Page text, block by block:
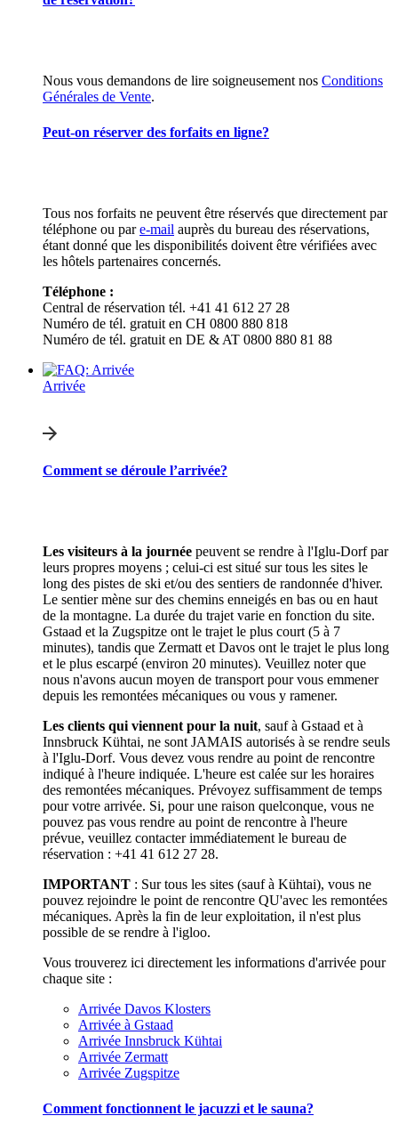
Nous vous demandons de lire soigneusement nos Conditions
Générales de Vente.
Peut-on réserver des forfaits en ligne?
Tous nos forfaits ne peuvent être réservés que directement par
téléphone ou pare-mail auprès du bureau des réservations,
étant donné que les disponibilités doivent être vérifiées avec
les hôtels partenaires concernés.
Téléphone :
Central de réservation tél. +41 41 612 27 28
Numéro de tél. gratuit en CH 0800 880 818
Numéro de tél. gratuit en DE & AT 0800 880 81 88
Arrivée
Comment se déroule l’arrivée?
Les visiteurs à la journée peuvent se rendre à l'Iglu-Dorf par
leurs propres moyens ; celui-ci est situé sur tous les sites le
long des pistes de ski et/ou des sentiers de randonnée d'hiver.
Le sentier mène sur des chemins enneigés en bas ou en haut
de la montagne. La durée du trajet varie en fonction du site.
Gstaad et la Zugspitze ont le trajet le plus court (5 à 7
minutes), tandis que Zermatt et Davos ont le trajet le plus long
et le plus escarpé (environ 20 minutes). Veuillez noter que
nous n'avons aucun moyen de transport pour vous emmener
depuis les remontées mécaniques ou vous y ramener.
Les clients qui viennent pour la nuit, sauf à Gstaad et à
Innsbruck Kühtai, ne sont JAMAIS autorisés à se rendre seuls
à l'Iglu-Dorf. Vous devez vous rendre au point de rencontre
indiqué à l'heure indiquée. L'heure est calée sur les horaires
des remontées mécaniques. Prévoyez suffisamment de temps
pour votre arrivée. Si, pour une raison quelconque, vous ne
pouvez pas vous rendre au point de rencontre à l'heure
prévue, veuillez contacter immédiatement le bureau de
réservation : +41 41 612 27 28.
IMPORTANT : Sur tous les sites (sauf à Kühtai), vous ne
pouvez rejoindre le point de rencontre QU'avec les remontées
mécaniques. Après la fin de leur exploitation, il n'est plus
possible de se rendre à l'igloo.
Vous trouverez ici directement les informations d'arrivée pour
chaque site :
Arrivée Davos Klosters
Arrivée à Gstaad
Arrivée Innsbruck Kühtai
Arrivée Zermatt
Arrivée Zugspitze
Comment fonctionnent le jacuzzi et le sauna?